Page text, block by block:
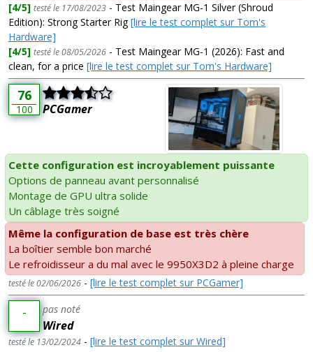
[4/5] testé le 17/08/2023 - Test Maingear MG-1 Silver (Shroud
Edition): Strong Starter Rig[lire le test complet sur Tom's
Hardware]
[4/5] testé le 08/05/2026 - Test Maingear MG-1 (2026): Fast and
clean, for a price [lire le test complet sur Tom's Hardware]
76
100 PCGamer
Cette configuration est incroyablement puissante
Options de panneau avant personnalisé
Montage de GPU ultra solide
Un câblage très soigné
Même la configuration de base est très chère
La boîtier semble bon marché
Le refroidisseur a du mal avec le 9950X3D2 à pleine charge
testé le 02/06/2026 - [lire le test complet sur PCGamer]
- pas noté
Wired
testé le 13/02/2024 - [lire le test complet sur Wired]